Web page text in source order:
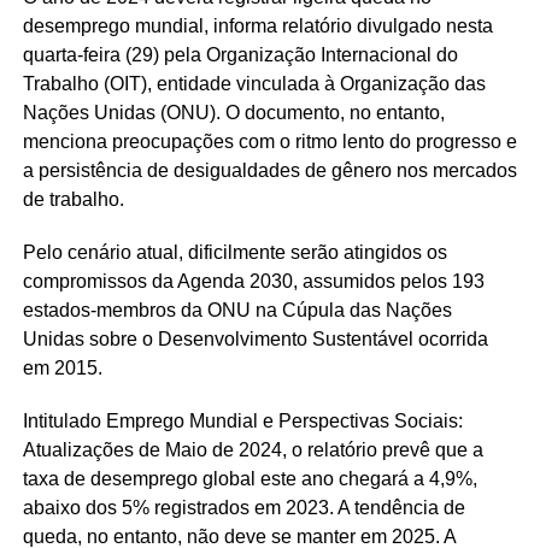
desemprego mundial, informa relatório divulgado nesta
quarta-feira (29) pela Organização Internacional do
Trabalho (OIT), entidade vinculada à Organização das
Nações Unidas (ONU). O documento, no entanto,
menciona preocupações com o ritmo lento do progresso e
a persistência de desigualdades de gênero nos mercados
de trabalho.
Pelo cenário atual, dificilmente serão atingidos os
compromissos da Agenda 2030, assumidos pelos 193
estados-membros da ONU na Cúpula das Nações
Unidas sobre o Desenvolvimento Sustentável ocorrida
em 2015.
Intitulado Emprego Mundial e Perspectivas Sociais:
Atualizações de Maio de 2024, o relatório prevê que a
taxa de desemprego global este ano chegará a 4,9%,
abaixo dos 5% registrados em 2023. A tendência de
queda, no entanto, não deve se manter em 2025. A